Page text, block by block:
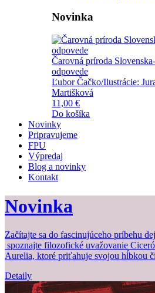
Novinka
Čarovná príroda
odpovede
Ľubor Čačko/Ilustrácie:
Martišková
11,00 €
Do košíka
Novinky
Pripravujeme
FPU
Výpredaj
Blog a novinky
Kontakt
Novinka
Začítajte sa do fascinujúceho príbehu
spoznajte filozofické uvažovanie
Aurelia, ktoré priťahuje svojou hĺbkou
Detaily